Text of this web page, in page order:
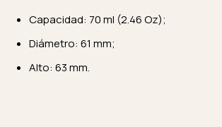
Capacidad: 70 ml (2.46 Oz);
Diámetro: 61 mm;
Alto: 63 mm.